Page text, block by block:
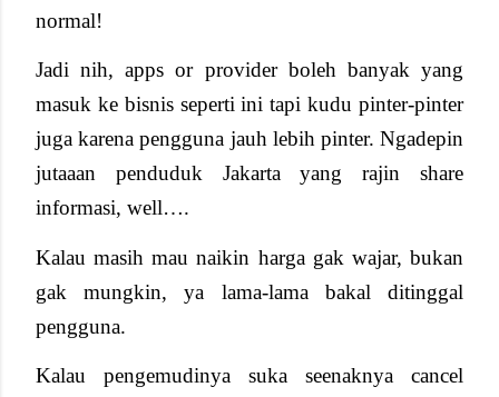
normal!
Jadi nih, apps or provider boleh banyak yang
masuk ke bisnis seperti ini tapi kudu pinter-pinter
juga karena pengguna jauh lebih pinter. Ngadepin
jutaaan penduduk Jakarta yang rajin share
informasi, well….
Kalau masih mau naikin harga gak wajar, bukan
gak mungkin, ya lama-lama bakal ditinggal
pengguna.
Kalau pengemudinya suka seenaknya cancel